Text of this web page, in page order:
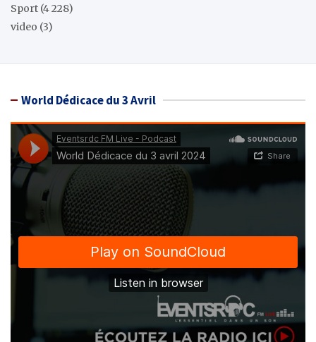
Sport (4 228)
video (3)
World Dédicace du 3 Avril